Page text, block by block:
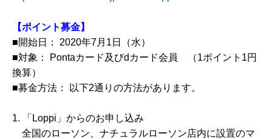
【ポイント募金】
■開始日： 2020年7月1日（水）
■対象： Pontaカード及びdカード会員 （1ポイント1円
換算）
■募金方法： 以下2通りの方法があります。
1. 「Loppi」からのお申し込み
全国のローソン、ナチュラルローソン店内に設置のマ